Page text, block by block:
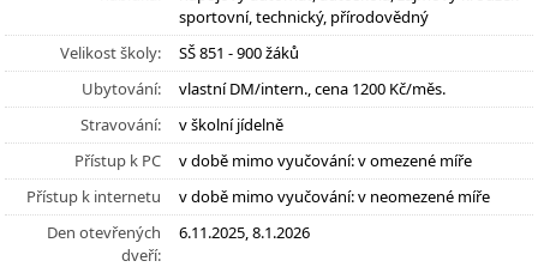
sportovní, technický, přírodovědný
Velikost školy:
SŠ 851 - 900 žáků
Ubytování:
vlastní DM/intern., cena 1200 Kč/měs.
Stravování:
v školní jídelně
Přístup k PC
v době mimo vyučování: v omezené míře
Přístup k internetu
v době mimo vyučování: v neomezené míře
Den otevřených
dveří:
6.11.2025, 8.1.2026